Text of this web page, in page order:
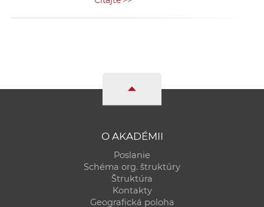
O AKADÉMII
Poslanie
Schéma org. štruktúry
Štruktúra
Kontakty
Geografická poloha